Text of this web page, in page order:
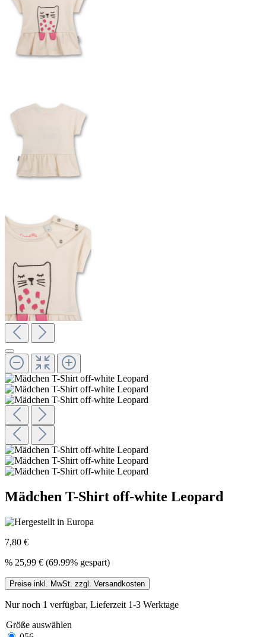
Mädchen T-Shirt off-white Leopard
7,80 €
% 25,99 € (69.99% gespart)
Preise inkl. MwSt. zzgl. Versandkosten
Nur noch 1 verfügbar, Lieferzeit 1-3 Werktage
Größe auswählen